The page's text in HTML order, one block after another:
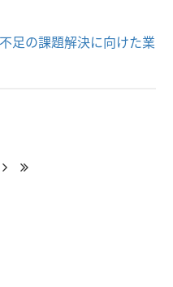
足の課題解決に向けた業